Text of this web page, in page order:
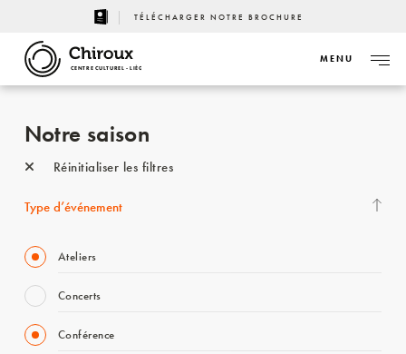
TÉLÉCHARGER NOTRE BROCHURE
CENTRE CULTUREL - LIÈGE
MENU
Notre saison
Réinitialiser les filtres
Type d’événement
Ateliers
Concerts
Conférence